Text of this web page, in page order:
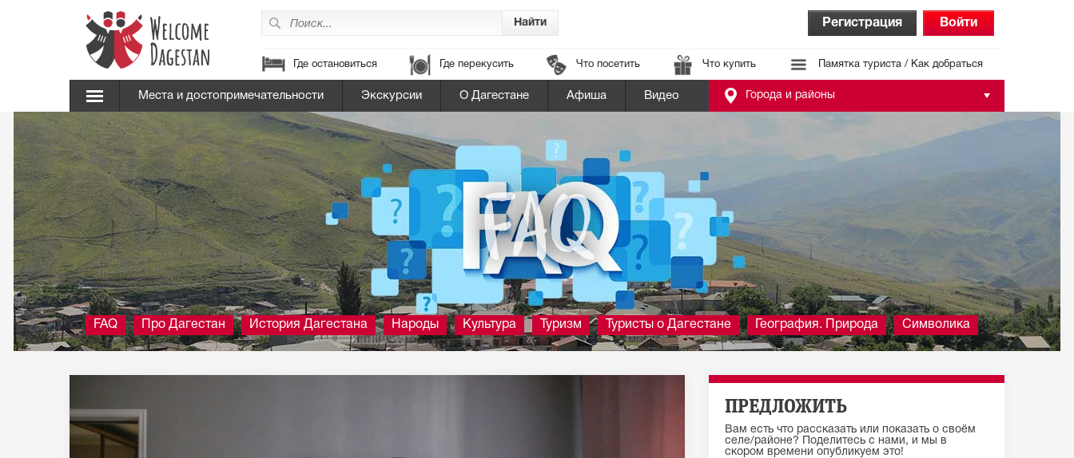
Регистрация Войти
Где остановиться Где перекусить Что посетить Что купить Памятка туриста / Как добраться
Места и достопримечательности Экскурсии О Дагестане Афиша Видео Города и районы
FAQ
FAQ Про Дагестан История Дагестана Народы Культура Туризм Туристы о Дагестане География. Природа Символика
ПРЕДЛОЖИТЬ
Вам есть что рассказать или показать о своём
селе/районе? Поделитесь с нами, и мы в
скором времени опубликуем это!